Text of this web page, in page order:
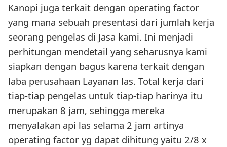
Kanopi juga terkait dengan operating factor
yang mana sebuah presentasi dari jumlah kerja
seorang pengelas di Jasa kami. Ini menjadi
perhitungan mendetail yang seharusnya kami
siapkan dengan bagus karena terkait dengan
laba perusahaan Layanan las. Total kerja dari
tiap-tiap pengelas untuk tiap-tiap harinya itu
merupakan 8 jam, sehingga mereka
menyalakan api las selama 2 jam artinya
operating factor yg dapat dihitung yaitu 2/8 x